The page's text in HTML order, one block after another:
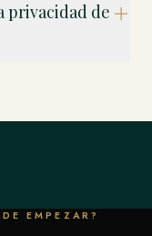
privacidad de
EMPEZAR?